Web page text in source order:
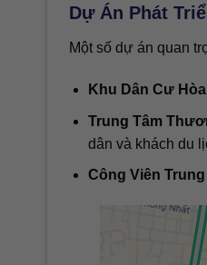
Dự Án Phát
Một số dự án quan
Khu Dân Cư
Trung Tâm
dân và khách du
Công Viên Trung